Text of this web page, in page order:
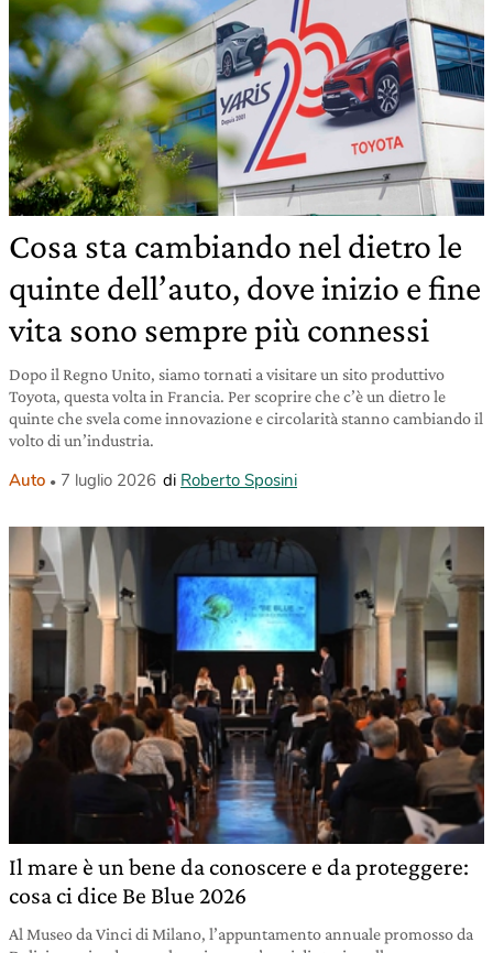
Cosa sta cambiando nel dietro le
quinte dell’auto, dove inizio e fine
vita sono sempre più connessi
Dopo il Regno Unito, siamo tornati a visitare un sito produttivo
Toyota, questa volta in Francia. Per scoprire che c’è un dietro le
quinte che svela come innovazione e circolarità stanno cambiando il
volto di un’industria.
Auto 7 luglio 2026 di Roberto Sposini
Il mare è un bene da conoscere e da proteggere:
cosa ci dice Be Blue 2026
Al Museo da Vinci di Milano, l’appuntamento annuale promosso da